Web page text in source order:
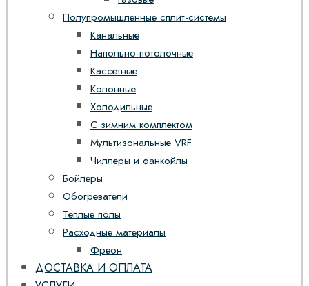
Полупромышленные сплит-системы
Канальные
Напольно-потолочные
Кассетные
Колонные
Холодильные
С зимним комплектом
Мультизональные VRF
Чиллеры и фанкойлы
Бойлеры
Обогреватели
Теплые полы
Расходные материалы
Фреон
ДОСТАВКА И ОПЛАТА